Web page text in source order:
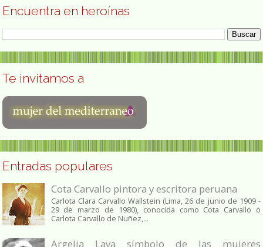
Encuentra en heroínas
Te invitamos a
Entradas populares
Cota Carvallo pintora y escritora peruana
Carlota Clara Carvallo Wallstein (Lima, 26 de junio de 1909 -
29 de marzo de 1980), conocida como Cota Carvallo o
Carlota Carvallo de Nuñez,...
Argelia Laya símbolo de las mujeres